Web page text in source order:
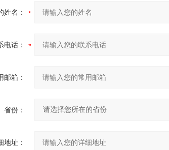
姓名：
电话：
邮箱：
省份：
地址：